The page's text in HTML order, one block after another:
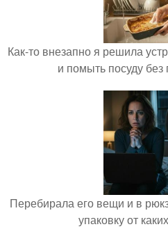
Как-то внезапно я решила
и помыть посуду
Перебирала его вещи и в
упаковку от